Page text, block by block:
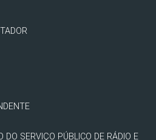
DO SERVIÇO PÚBLICO DE RÁDIO E